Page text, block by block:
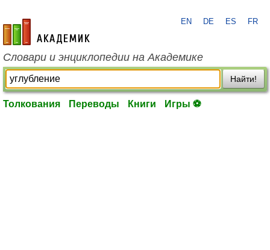
academic.ru
EN DE ES FR
Словари и энциклопедии на Академике
Найти!
Толкования Переводы Книги Игры ⚽